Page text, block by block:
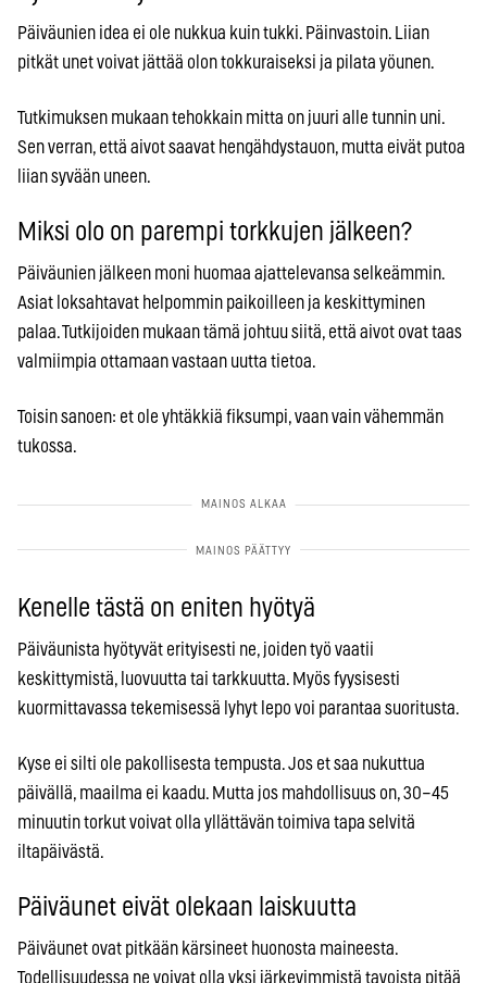
Päiväunien idea ei ole nukkua kuin tukki. Päinvastoin. Liian
pitkät unet voivat jättää olon tokkuraiseksi ja pilata yöunen.
Tutkimuksen mukaan tehokkain mitta on juuri alle tunnin uni.
Sen verran, että aivot saavat hengähdystauon, mutta eivät putoa
liian syvään uneen.
Miksi olo on parempi torkkujen jälkeen?
Päiväunien jälkeen moni huomaa ajattelevansa selkeämmin.
Asiat loksahtavat helpommin paikoilleen ja keskittyminen
palaa. Tutkijoiden mukaan tämä johtuu siitä, että aivot ovat taas
valmiimpia ottamaan vastaan uutta tietoa.
Toisin sanoen: et ole yhtäkkiä fiksumpi, vaan vain vähemmän
tukossa.
Kenelle tästä on eniten hyötyä
Päiväunista hyötyvät erityisesti ne, joiden työ vaatii
keskittymistä, luovuutta tai tarkkuutta. Myös fyysisesti
kuormittavassa tekemisessä lyhyt lepo voi parantaa suoritusta.
Kyse ei silti ole pakollisesta tempusta. Jos et saa nukuttua
päivällä, maailma ei kaadu. Mutta jos mahdollisuus on, 30–45
minuutin torkut voivat olla yllättävän toimiva tapa selvitä
iltapäivästä.
Päiväunet eivät olekaan laiskuutta
Päiväunet ovat pitkään kärsineet huonosta maineesta.
Todellisuudessa ne voivat olla yksi järkevimmistä tavoista pitää